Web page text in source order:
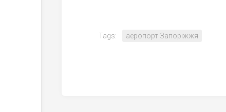
Tags: аеропорт Запоріжжя